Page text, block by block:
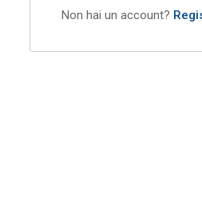
Non hai un account?